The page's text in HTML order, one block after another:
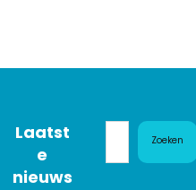
Laatst
e
nieuws
Zoeken